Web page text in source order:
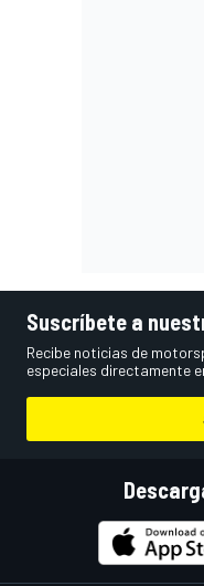
Suscríbete a
Recibe noticias de
especiales directamente